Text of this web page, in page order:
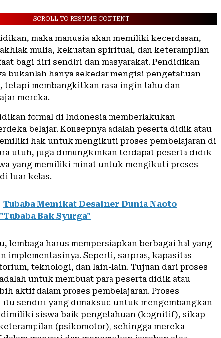
SCROLL TO RESUME CONTENT
maka manusia akan memiliki kecerdasan,
mulia, kekuatan spiritual, dan keterampilan
bagi diri sendiri dan masyarakat. Pendidikan
bukanlah hanya sekedar mengisi pengetahuan
tetapi membangkitkan rasa ingin tahu dan
mereka.
formal di Indonesia memberlakukan
belajar. Konsepnya adalah peserta didik atau
hak untuk mengikuti proses pembelajaran di
utuh, juga dimungkinkan terdapat peserta didik
yang memiliki minat untuk mengikuti proses
luar kelas.
Tubaba Memikat Desainer Dunia Naoto
Bak Syurga"
lembaga harus mempersiapkan berbagai hal yang
implementasinya. Seperti, sarpras, kapasitas
teknologi, dan lain-lain. Tujuan dari proses
untuk membuat para peserta didik atau
aktif dalam proses pembelajaran. Proses
itu sendiri yang dimaksud untuk mengembangkan
siswa baik pengetahuan (kognitif), sikap
(psikomotor), sehingga mereka